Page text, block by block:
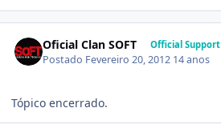
Oficial Clan SOFT Official Support
Postado Fevereiro 20, 2012 14 anos
Tópico encerrado.